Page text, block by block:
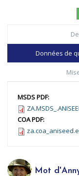
Données de
MSDS PDF:
COA PDF:
Mot